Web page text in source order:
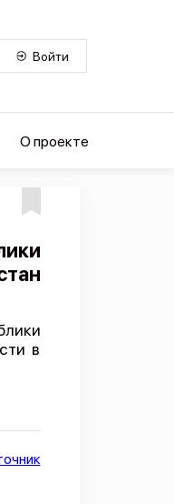
Войти
О проекте
в